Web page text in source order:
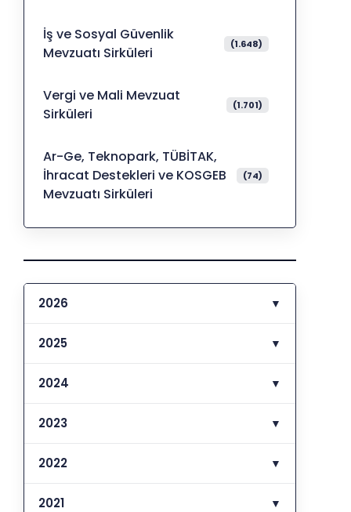
İş ve Sosyal Güvenlik
Mevzuatı Sirküleri
(1.648)
Vergi ve Mali Mevzuat
Sirküleri
(1.701)
Ar-Ge, Teknopark, TÜBİTAK,
İhracat Destekleri ve KOSGEB
Mevzuatı Sirküleri
(74)
2026 ▼
2025 ▼
2024 ▼
2023 ▼
2022 ▼
2021 ▼